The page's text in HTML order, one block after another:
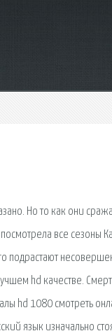
Но то как они
все сезоны
подрастают
hd качестве.
hd 1080 смотреть
язык изначально